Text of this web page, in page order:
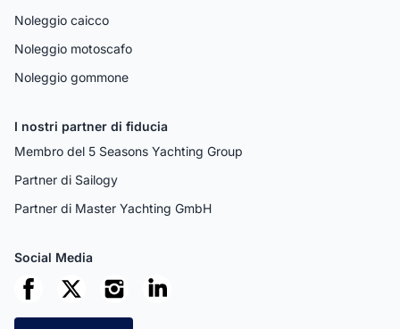
Noleggio caicco
Noleggio motoscafo
Noleggio gommone
I nostri partner di fiducia
Membro del 5 Seasons Yachting Group
Partner di Sailogy
Partner di Master Yachting GmbH
Social Media